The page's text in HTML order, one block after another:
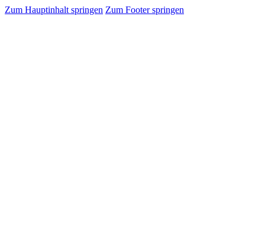
Zum Hauptinhalt springen Zum Footer springen